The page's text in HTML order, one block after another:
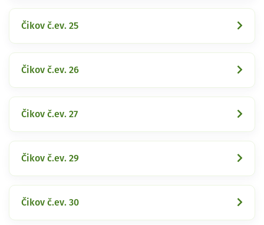
Čikov č.ev. 25
Čikov č.ev. 26
Čikov č.ev. 27
Čikov č.ev. 29
Čikov č.ev. 30